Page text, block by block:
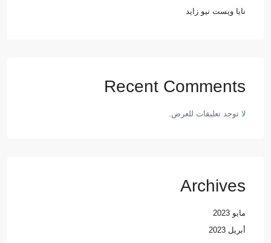
نايا ويست نيو زايد
Recent Comments
لا توجد تعليقات للعرض.
Archives
مايو 2023
أبريل 2023